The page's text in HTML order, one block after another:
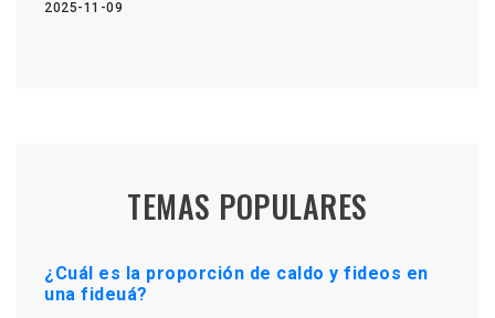
2025-11-09
TEMAS POPULARES
¿Cuál es la proporción de caldo y fideos en
una fideuá?